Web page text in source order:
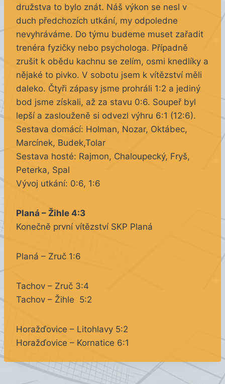
družstva to bylo znát. Náš výkon se nesl v
duch předchozích utkání, my odpoledne
nevyhráváme. Do týmu budeme muset zařadit
trenéra fyzičky nebo psychologa. Případně
zrušit k obědu kachnu se zelím, osmi knedlíky a
nějaké to pivko. V sobotu jsem k vítězství měli
daleko. Čtyři zápasy jsme prohráli 1:2 a jediný
bod jsme získali, až za stavu 0:6. Soupeř byl
lepší a zaslouženě si odvezl výhru 6:1 (12:6).
Sestava domácí: Holman, Nozar, Oktábec,
Marcínek, Budek,Tolar
Sestava hosté: Rajmon, Chaloupecký, Fryš,
Peterka, Spal
Vývoj utkání: 0:6, 1:6
Planá – Žihle 4:3
Konečně první vítězství SKP Planá
Planá – Zruč 1:6
Tachov – Zruč 3:4
Tachov – Žihle 5:2
Horažďovice – Litohlavy 5:2
Horažďovice – Kornatice 6:1